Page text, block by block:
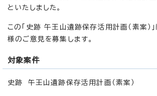
といたしました。
この「史跡 午王山遺跡保存活用計画（素案）
様のご意見を募集します。
対象案件
史跡 午王山遺跡保存活用計画（素案）